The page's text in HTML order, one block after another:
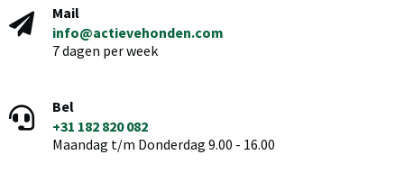
Mail
info@actievehonden.com
7 dagen per week
Bel
+31 182 820 082
Maandag t/m Donderdag 9.00 - 16.00